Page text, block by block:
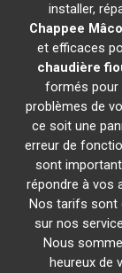
installer,
Chappee
et efficaces
chaudière
formés pour
problèmes de
ce soit une
erreur de
sont
répondre à vos
Nos tarifs sont
sur nos
Nous
heureux de